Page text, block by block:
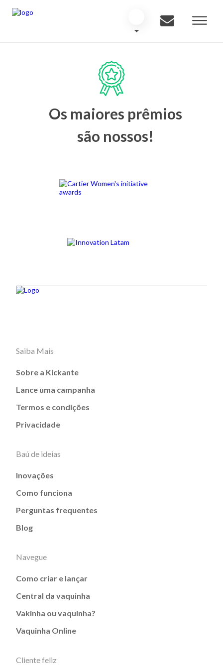
Os maiores prêmios
são nossos!
Saiba Mais
Sobre a Kickante
Lance uma campanha
Termos e condições
Privacidade
Baú de ideias
Inovações
Como funciona
Perguntas frequentes
Blog
Navegue
Como criar e lançar
Central da vaquinha
Vakinha ou vaquinha?
Vaquinha Online
Cliente feliz